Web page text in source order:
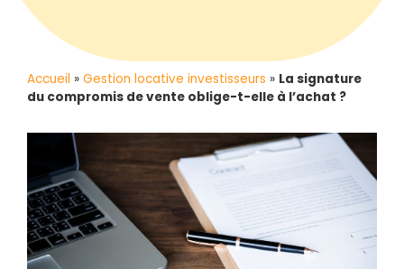
Accueil » Gestion locative investisseurs » La signature
du compromis de vente oblige-t-elle à l’achat ?